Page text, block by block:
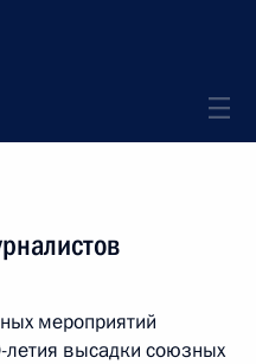
мероприятий
высадки союзных